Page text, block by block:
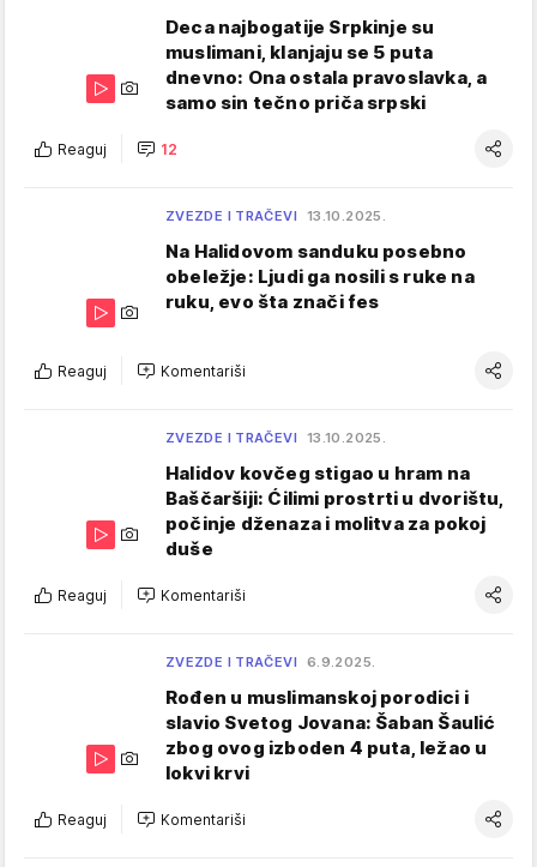
Deca najbogatije Srpkinje su
muslimani, klanjaju se 5 puta
dnevno: Ona ostala pravoslavka, a
samo sin tečno priča srpski
Reaguj 12
ZVEZDE I TRAČEVI 13.10.2025.
Na Halidovom sanduku posebno
obeležje: Ljudi ga nosili s ruke na
ruku, evo šta znači fes
Reaguj Komentariši
ZVEZDE I TRAČEVI 13.10.2025.
Halidov kovčeg stigao u hram na
Baščaršiji: Ćilimi prostrti u dvorištu,
počinje dženaza i molitva za pokoj
duše
Reaguj Komentariši
ZVEZDE I TRAČEVI 6.9.2025.
Rođen u muslimanskoj porodici i
slavio Svetog Jovana: Šaban Šaulić
zbog ovog izboden 4 puta, ležao u
lokvi krvi
Reaguj Komentariši